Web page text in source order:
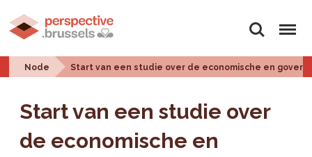
Search Menu
Node Start van een studie over de economische en
Start van een studie over
de economische en